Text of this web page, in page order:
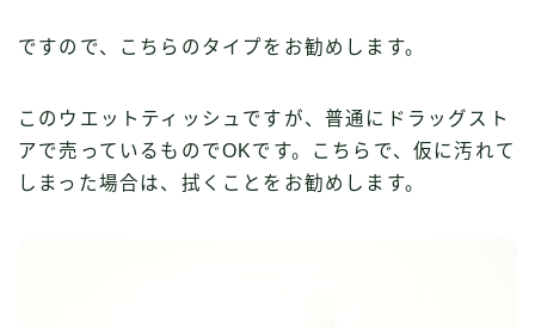
ですので、こちらのタイプをお勧めします。
このウエットティッシュですが、普通にドラッグスト
アで売っているものでOKです。こちらで、仮に汚れて
しまった場合は、拭くことをお勧めします。